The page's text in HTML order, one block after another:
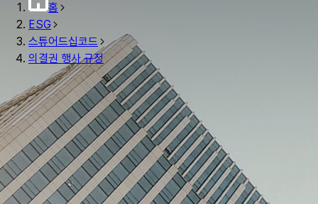
홈
ESG
스튜어드십코드
의결권 행사 규정